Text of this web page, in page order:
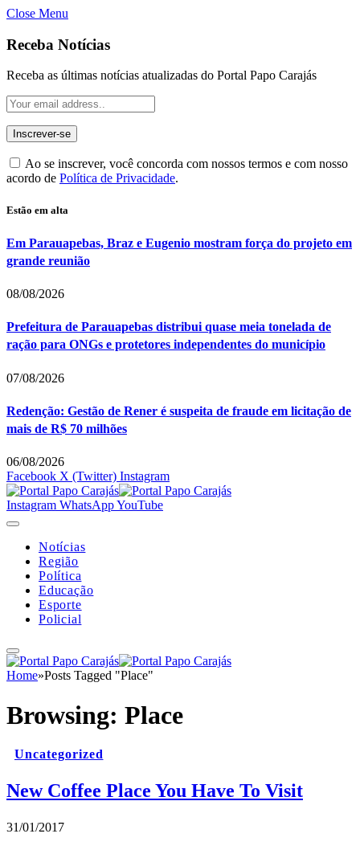
Close Menu
Receba Notícias
Receba as últimas notícias atualizadas do Portal Papo Carajás
Ao se inscrever, você concorda com nossos termos e com nosso
acordo de Política de Privacidade.
Estão em alta
Em Parauapebas, Braz e Eugenio mostram força do projeto em
grande reunião
08/08/2026
Prefeitura de Parauapebas distribui quase meia tonelada de
ração para ONGs e protetores independentes do município
07/08/2026
Redenção: Gestão de Rener é suspeita de fraude em licitação de
mais de R$ 70 milhões
06/08/2026
Facebook X (Twitter) Instagram
Instagram WhatsAppYouTube
Notícias
Região
Política
Educação
Esporte
Policial
Home»Posts Tagged "Place"
Browsing: Place
Uncategorized
New Coffee Place You Have To Visit
31/01/2017